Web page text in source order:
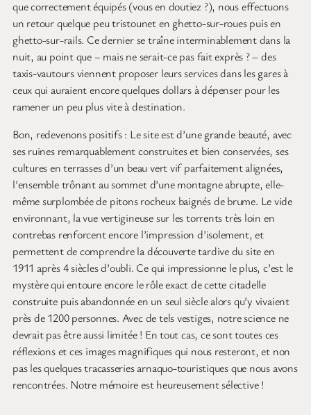
que correctement équipés (vous en doutiez ?), nous effectuons
un retour quelque peu tristounet en ghetto-sur-roues puis en
ghetto-sur-rails. Ce dernier se traîne interminablement dans la
nuit, au point que – mais ne serait-ce pas fait exprès ? – des
taxis-vautours viennent proposer leurs services dans les gares à
ceux qui auraient encore quelques dollars à dépenser pour les
ramener un peu plus vite à destination.
Bon, redevenons positifs : Le site est d’une grande beauté, avec
ses ruines remarquablement construites et bien conservées, ses
cultures en terrasses d’un beau vert vif parfaitement alignées,
l’ensemble trônant au sommet d’une montagne abrupte, elle-
même surplombée de pitons rocheux baignés de brume. Le vide
environnant, la vue vertigineuse sur les torrents très loin en
contrebas renforcent encore l’impression d’isolement, et
permettent de comprendre la découverte tardive du site en
1911 après 4 siècles d’oubli. Ce qui impressionne le plus, c’est le
mystère qui entoure encore le rôle exact de cette citadelle
construite puis abandonnée en un seul siècle alors qu’y vivaient
près de 1200 personnes. Avec de tels vestiges, notre science ne
devrait pas être aussi limitée ! En tout cas, ce sont toutes ces
réflexions et ces images magnifiques qui nous resteront, et non
pas les quelques tracasseries arnaquo-touristiques que nous avons
rencontrées. Notre mémoire est heureusement sélective !